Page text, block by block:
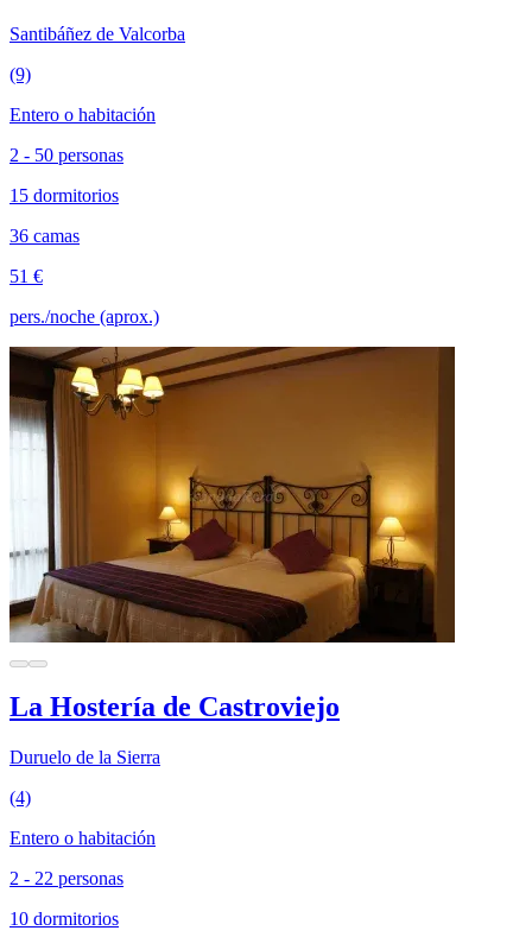
Santibáñez de Valcorba
(9)
Entero o habitación
2 - 50 personas
15 dormitorios
36 camas
51 €
pers./noche (aprox.)
La Hostería de Castroviejo
Duruelo de la Sierra
(4)
Entero o habitación
2 - 22 personas
10 dormitorios